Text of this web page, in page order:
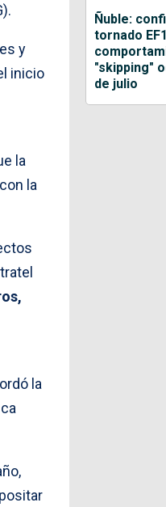
y
inicio
la
la
la
Ñuble:
tornado
"skipping"
de julio